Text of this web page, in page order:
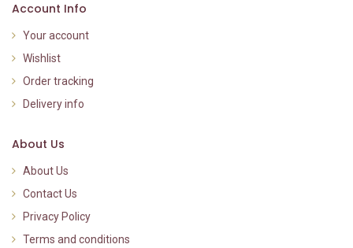
Account Info
Your account
Wishlist
Order tracking
Delivery info
About Us
About Us
Contact Us
Privacy Policy
Terms and conditions